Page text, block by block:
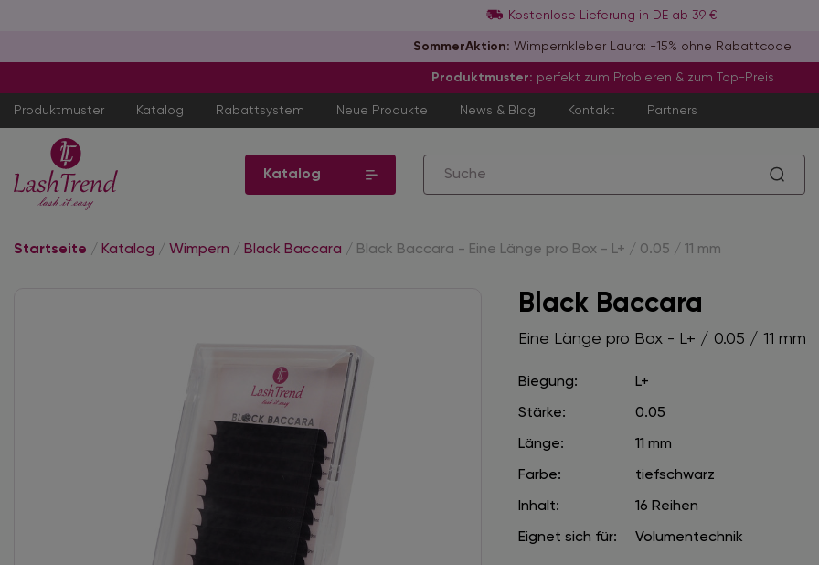
Kostenlose Lieferung in DE ab 39 €!
SommerAktion: Wimpernkleber Laura: -15% ohne Rabattcode
Produktmuster: perfekt zum Probieren & zum Top-Preis
Produktmuster Katalog Rabattsystem Neue Produkte News & Blog Kontakt Partners
Katalog
Startseite / Katalog / Wimpern / Black Baccara / Black Baccara - Eine Länge pro Box - L+ / 0.05 / 11 mm
Black Baccara
Eine Länge pro Box - L+ / 0.05 / 11 mm
Biegung: L+
Stärke: 0.05
Länge: 11 mm
Farbe: tiefschwarz
Inhalt: 16 Reihen
Eignet sich für: Volumentechnik